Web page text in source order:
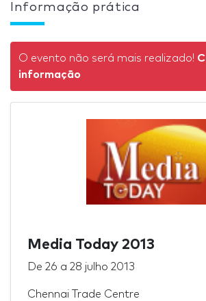
Informação prática
O evento não será mais realizado!
informação
Media Today 2013
De 26 a 28 julho 2013
Chennai Trade Centre